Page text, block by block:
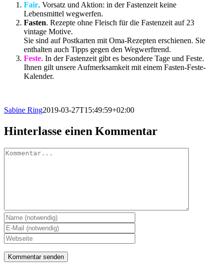
Fair. Vorsatz und Aktion: in der Fastenzeit keine
Lebensmittel wegwerfen.
Fasten. Rezepte ohne Fleisch für die Fastenzeit auf 23
vintage Motive.
Sie sind auf Postkarten mit Oma-Rezepten erschienen. Sie
enthalten auch Tipps gegen den Wegwerftrend.
Feste. In der Fastenzeit gibt es besondere Tage und Feste.
Ihnen gilt unsere Aufmerksamkeit mit einem Fasten-Feste-
Kalender.
Sabine Ring2019-03-27T15:49:59+02:00
Hinterlasse einen Kommentar
Kommentar